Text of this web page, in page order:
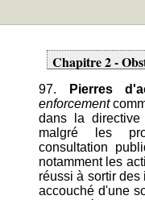
Chapitre 2 -
97. Pierres
enforcement
dans la directive
malgré les
consultation
notamment les
réussi à sortir des
accouché d'une